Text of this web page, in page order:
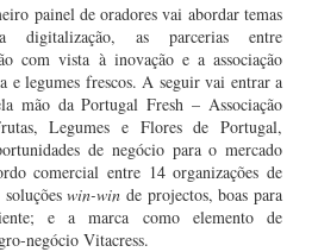
painel de oradores vai abordar temas
as parcerias entre
com vista à inovação e a associação
e legumes frescos. A seguir vai entrar a
mão da Portugal Fresh – Associação
Legumes e Flores de Portugal,
de negócio para o mercado
comercial entre 14 organizações de
soluçõeswin-win de projectos, boas para
e a marca como elemento de
negócio Vitacress.